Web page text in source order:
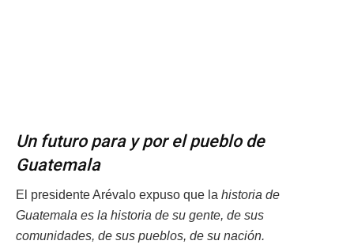
Un futuro para y por el pueblo de
Guatemala
El presidente Arévalo expuso que la historia de
Guatemala es la historia de su gente, de sus
comunidades, de sus pueblos, de su nación.